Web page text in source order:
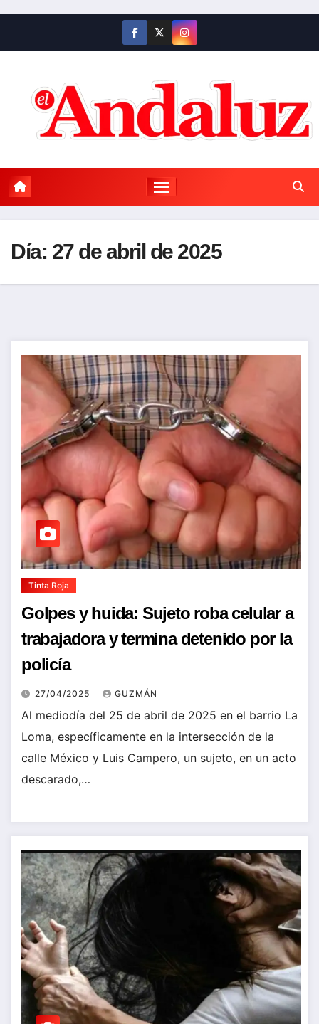
contenido
Día: 27 de abril de 2025
Tinta Roja
Golpes y huida: Sujeto roba celular a
trabajadora y termina detenido por la
policía
27/04/2025 GUZMÁN
Al mediodía del 25 de abril de 2025 en el barrio La
Loma, específicamente en la intersección de la
calle México y Luis Campero, un sujeto, en un acto
descarado,…